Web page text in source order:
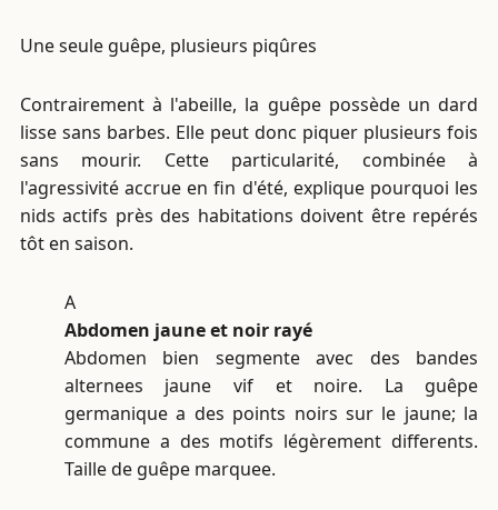
Une seule guêpe, plusieurs piqûres
Contrairement à l'abeille, la guêpe possède un dard
lisse sans barbes. Elle peut donc piquer plusieurs fois
sans mourir. Cette particularité, combinée à
l'agressivité accrue en fin d'été, explique pourquoi les
nids actifs près des habitations doivent être repérés
tôt en saison.
A
Abdomen jaune et noir rayé
Abdomen bien segmente avec des bandes
alternees jaune vif et noire. La guêpe
germanique a des points noirs sur le jaune; la
commune a des motifs légèrement differents.
Taille de guêpe marquee.